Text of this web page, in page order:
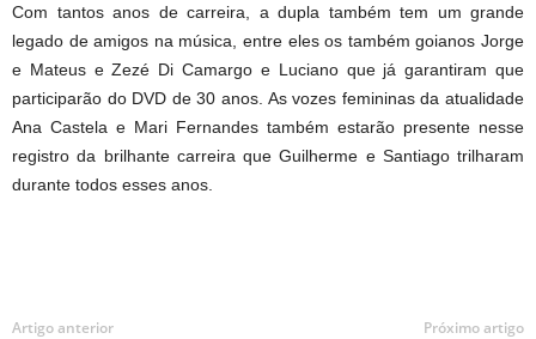
Com tantos anos de carreira, a dupla também tem um grande
legado de amigos na música, entre eles os também goianos Jorge
e Mateus e Zezé Di Camargo e Luciano que já garantiram que
participarão do DVD de 30 anos. As vozes femininas da atualidade
Ana Castela e Mari Fernandes também estarão presente nesse
registro da brilhante carreira que Guilherme e Santiago trilharam
durante todos esses anos.
Artigo anterior Próximo artigo